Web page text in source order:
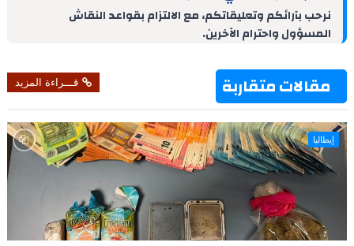
I
e
p
a
o
k
نرحب بآرائكم وتعليقاتكم، مع الالتزام بقواعد النقاش
المسؤول واحترام الآخرين.
مقالات متقاربة قـــراءة المزيد
إيطاليا